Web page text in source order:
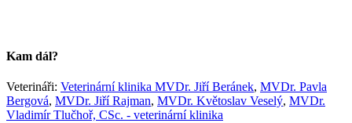
Kam dál?
Veterináři: Veterinární klinika MVDr. Jiří Beránek, MVDr. Pavla
Bergová, MVDr. Jiří Rajman, MVDr. Květoslav Veselý, MVDr.
Vladimír Tlučhoř, CSc. - veterinární klinika